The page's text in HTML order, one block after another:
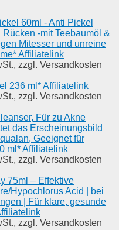
60ml - Anti Pickel
-mit Teebaumöl &
Mitesser und unreine
Affiliatelink
zzgl. Versandkosten
236 ml* Affiliatelink
zzgl. Versandkosten
Für zu Akne
das Erscheinungsbild
Geeignet für
ml* Affiliatelink
zzgl. Versandkosten
75ml – Effektive
Hypochlorus Acid | bei
| Für klare, gesunde
zzgl. Versandkosten